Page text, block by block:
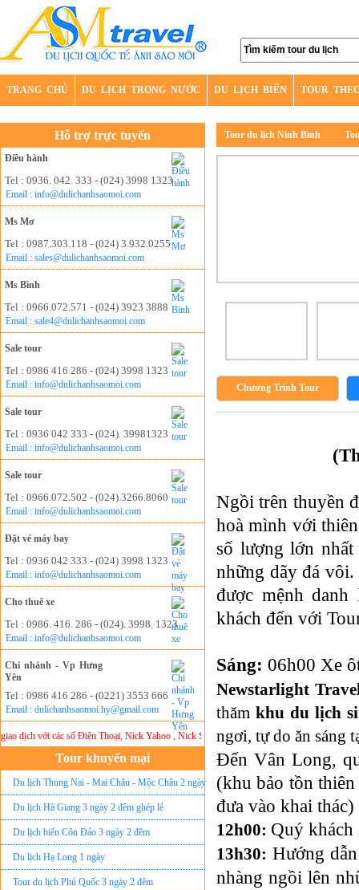
TRANG CHỦ DU LỊCH TRONG NƯỚC DU LỊCH BIỂN TOUR
Hỗ trợ trực tuyến
Điều hành
Tel : 0936. 042. 333 - (024) 3998 1323
Email : info@dulichanhsaomoi.com
Ms Mơ
Tel : 0987.303.118 - (024) 3.932.0255
Email : sales@dulichanhsaomoi.com
Ms Bình
Tel : 0966.072.571 - (024) 3923 3888
Email : sale4@dulichanhsaomoi.com
Sale tour
Tel : 0986 416 286 - (024) 3998 1323
Email : info@dulichanhsaomoi.com
Sale tour
Tel : 0936 042 333 - (024). 39981323
Email : info@dulichanhsaomoi.com
Sale tour
Tel : 0966.072.502 - (024).3266.8060
Email : info@dulichanhsaomoi.com
Đặt vé máy bay
Tel : 0936 042 333 - (024) 3998 1323
Email : info@dulichanhsaomoi.com
Cho thuê xe
Tel : 0986. 416. 286 - (024). 3998. 1323
Email : info@dulichanhsaomoi.com
Chi nhánh - Vp Hưng
Yên
Tel : 0986 416 286 - (0221) 3553 666
Email : dulichanhsaomoi.hy@gmail.com
với các số Điện Thoại, Nick Yahoo , Nick Skype và Email cá nhân khác ... Xin chân
Tour khuyến mại
Du lịch Thung Nai - Mai Châu - Mộc Châu 2 ngày
ghép lẻ
Du lịch Hà Giang 3 ngày 2 đêm ghép lẻ
Du lịch biển Côn Đảo 3 ngày 2 đêm
Du lịch Hạ Long 1 ngày
Tour du lịch Phú Quốc 3 ngày 2 đêm
Tour du lịch Ninh Bình
Chương Trình Tour
Ngồi trên thuyền
hoà mình với
số lượng lớn
những dãy đá
được mệnh
khách đến với
Sáng: 06h00 Xe
Newstarlight
thăm khu du lịch
ngơi, tự do ăn sáng
Đến Vân Long,
(khu bảo tồn
đưa vào khai thác)
12h00: Quý khách
13h30: Hướng
nhàng ngồi lên